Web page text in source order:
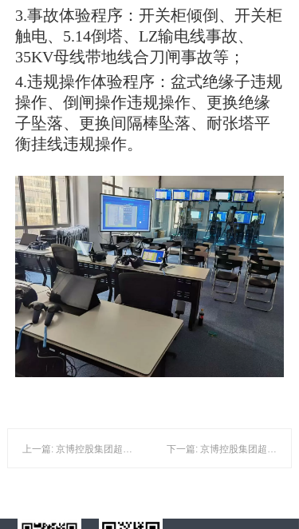
3.事故体验程序：开关柜倾倒、开关柜
触电、5.14倒塔、LZ输电线事故、
35KV母线带地线合刀闸事故等；
4.违规操作体验程序：盆式绝缘子违规
操作、倒闸操作违规操作、更换绝缘
子坠落、更换间隔棒坠落、耐张塔平
衡挂线违规操作。
上一篇: 京博控股集团超级安全VR实训室通过验收 下一篇: 京博控股集团超级VR实训室